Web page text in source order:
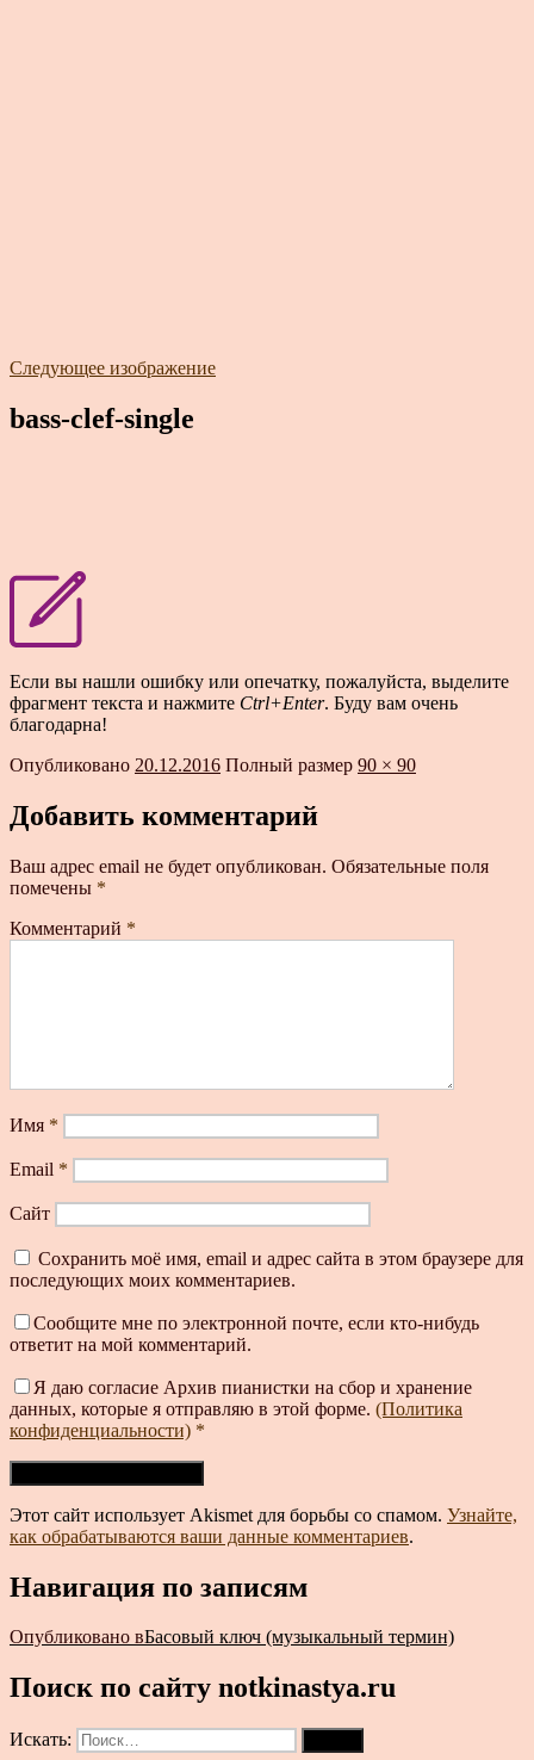
Следующее изображение
bass-clef-single
Если вы нашли ошибку или опечатку, пожалуйста, выделите
фрагмент текста и нажмите Ctrl+Enter. Буду вам очень
благодарна!
Опубликовано 20.12.2016 Полный размер 90 × 90
Добавить комментарий
Ваш адрес email не будет опубликован. Обязательные поля
помечены *
Комментарий *
Имя *
Email *
Сайт
Сохранить моё имя, email и адрес сайта в этом браузере для
последующих моих комментариев.
Сообщите мне по электронной почте, если кто-нибудь
ответит на мой комментарий.
Я даю согласие Архив пианистки на сбор и хранение
данных, которые я отправляю в этой форме. (Политика
конфиденциальности) *
Этот сайт использует Akismet для борьбы со спамом. Узнайте,
как обрабатываются ваши данные комментариев.
Навигация по записям
Опубликовано вБасовый ключ (музыкальный термин)
Поиск по сайту notkinastya.ru
Искать: